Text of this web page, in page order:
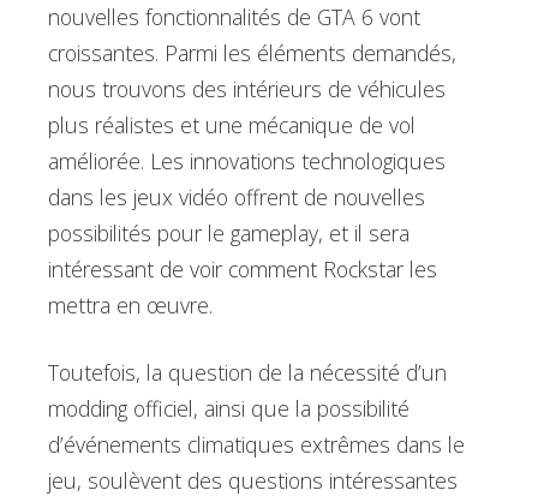
nouvelles fonctionnalités de GTA 6 vont
croissantes. Parmi les éléments demandés,
nous trouvons des intérieurs de véhicules
plus réalistes et une mécanique de vol
améliorée. Les innovations technologiques
dans les jeux vidéo offrent de nouvelles
possibilités pour le gameplay, et il sera
intéressant de voir comment Rockstar les
mettra en œuvre.
Toutefois, la question de la nécessité d’un
modding officiel, ainsi que la possibilité
d’événements climatiques extrêmes dans le
jeu, soulèvent des questions intéressantes